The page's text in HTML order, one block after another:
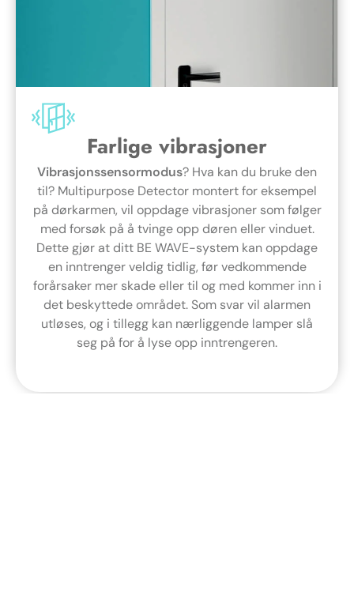
Farlige vibrasjoner
Vibrasjonssensormodus? Hva kan du bruke den
til? Multipurpose Detector montert for eksempel
på dørkarmen, vil oppdage vibrasjoner som følger
med forsøk på å tvinge opp døren eller vinduet.
Dette gjør at ditt BE WAVE-system kan oppdage
en inntrenger veldig tidlig, før vedkommende
forårsaker mer skade eller til og med kommer inn i
det beskyttede området. Som svar vil alarmen
utløses, og i tillegg kan nærliggende lamper slå
seg på for å lyse opp inntrengeren.